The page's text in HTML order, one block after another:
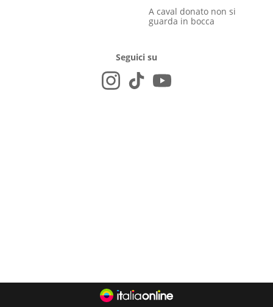
A caval donato non si
guarda in bocca
Seguici su